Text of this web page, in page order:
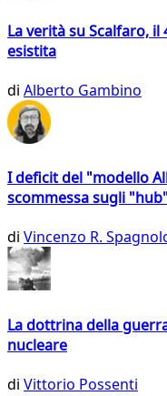
La verità su Scalfaro,
esistita
di Alberto Gambino
I deficit del "modello
scommessa sugli
di Vincenzo R.
La dottrina della
nucleare
di Vittorio Possenti